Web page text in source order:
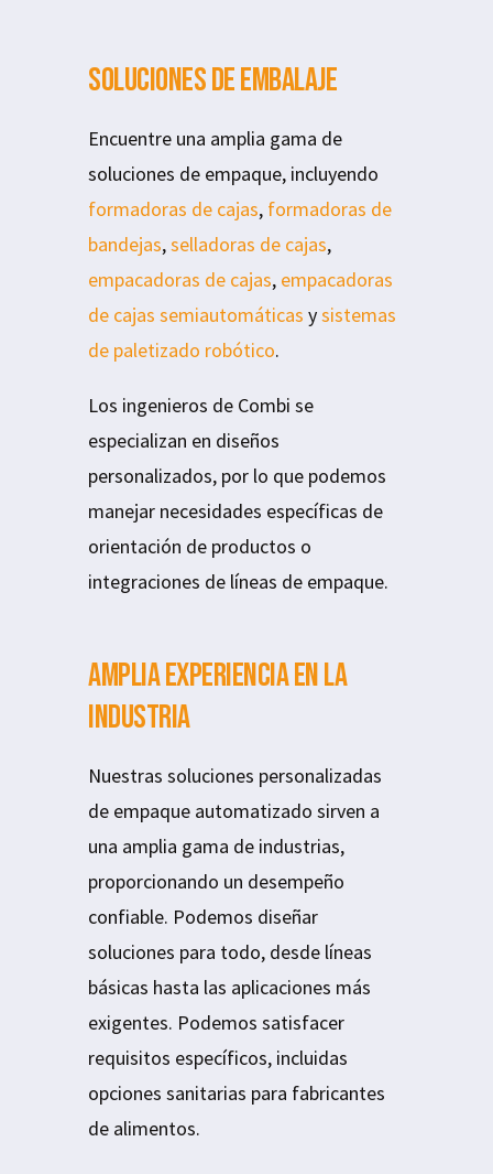
Soluciones de embalaje
Encuentre una amplia gama de
soluciones de empaque, incluyendo
formadoras de cajas, formadoras de
bandejas,selladoras de cajas,
empacadoras de cajas, empacadoras
de cajas semiautomáticas ysistemas
de paletizado robótico.
Los ingenieros de Combi se
especializan en diseños
personalizados, por lo que podemos
manejar necesidades específicas de
orientación de productos o
integraciones de líneas de empaque.
Amplia experiencia en la
industria
Nuestras soluciones personalizadas
de empaque automatizado sirven a
una amplia gama de industrias,
proporcionando un desempeño
confiable. Podemos diseñar
soluciones para todo, desde líneas
básicas hasta las aplicaciones más
exigentes. Podemos satisfacer
requisitos específicos, incluidas
opciones sanitarias para fabricantes
de alimentos.